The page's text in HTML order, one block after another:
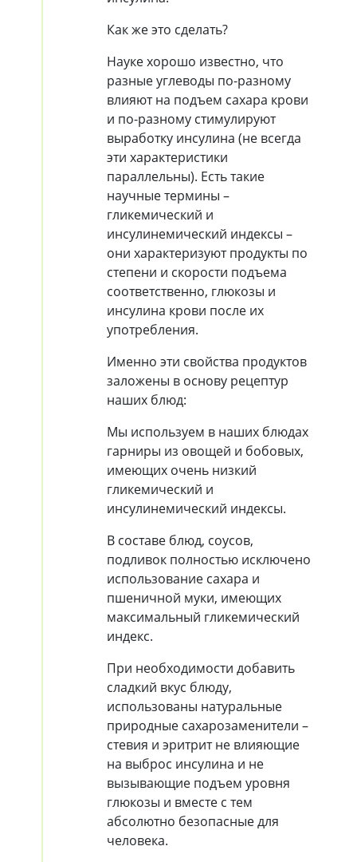
Как же это сделать?
Науке хорошо известно, что
разные углеводы по-разному
влияют на подъем сахара крови
и по-разному стимулируют
выработку инсулина (не всегда
эти характеристики
параллельны). Есть такие
научные термины –
гликемический и
инсулинемический индексы –
они характеризуют продукты по
степени и скорости подъема
соответственно, глюкозы и
инсулина крови после их
употребления.
Именно эти свойства продуктов
заложены в основу рецептур
наших блюд:
Мы используем в наших блюдах
гарниры из овощей и бобовых,
имеющих очень низкий
гликемический и
инсулинемический индексы.
В составе блюд, соусов,
подливок полностью исключено
использование сахара и
пшеничной муки, имеющих
максимальный гликемический
индекс.
При необходимости добавить
сладкий вкус блюду,
использованы натуральные
природные сахарозаменители –
стевия и эритрит не влияющие
на выброс инсулина и не
вызывающие подъем уровня
глюкозы и вместе с тем
абсолютно безопасные для
человека.